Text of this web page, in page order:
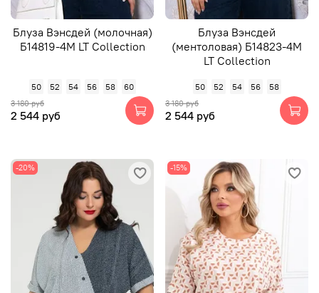
Блуза Вэнсдей (молочная)
Б14819-4М LT Collection
50 52 54 56 58 60
3 180 руб
2 544 руб
Блуза Вэнсдей
(ментоловая) Б14823-4М
LT Collection
50 52 54 56 58
3 180 руб
2 544 руб
-20% -15%